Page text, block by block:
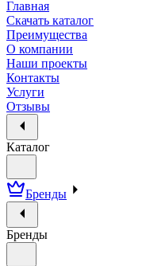
Главная
Скачать каталог
Преимущества
О компании
Наши проекты
Контакты
Услуги
Отзывы
Каталог
Бренды
Бренды